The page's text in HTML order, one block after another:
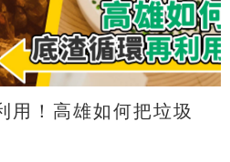
用！高雄如何把垃圾